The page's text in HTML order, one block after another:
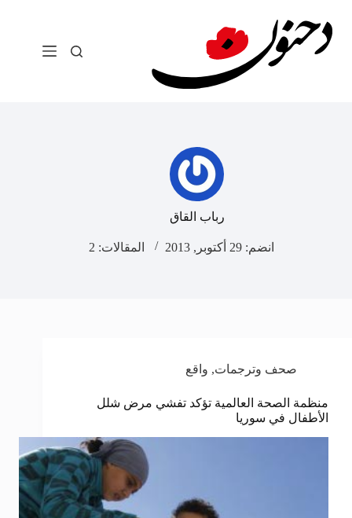
المحتوى
رباب القاق
انضم: 29 أكتوبر, 2013 المقالات: 2
صحف وترجمات, واقع
منظمة الصحة العالمية تؤكد تفشي مرض شلل
الأطفال في سوريا